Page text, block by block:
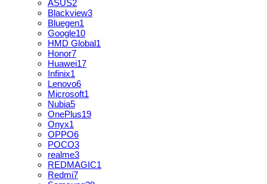
ASUS2
Blackview3
Bluegen1
Google10
HMD Global1
Honor7
Huawei17
Infinix1
Lenovo6
Microsoft1
Nubia5
OnePlus19
Onyx1
OPPO6
POCO3
realme3
REDMAGIC1
Redmi7